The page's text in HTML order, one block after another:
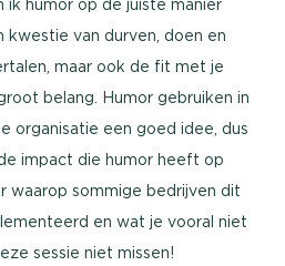
ik humor op de juiste manier
van durven, doen en
maar ook de fit met je
belang. Humor gebruiken in
organisatie een goed idee, dus
impact die humor heeft op
waarop sommige bedrijven dit
en wat je vooral niet
sessie niet missen!